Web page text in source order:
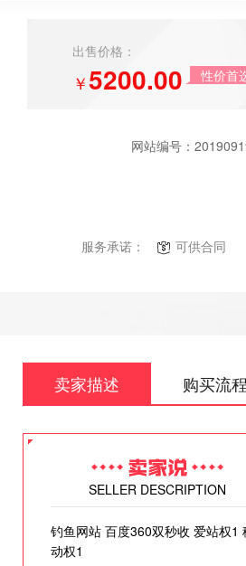
出售价格：
￥5200.00 性价首
网站编号：
服务承诺： 可供合同
卖家描述 购买流程
SELLER DESCRIPTION
钓鱼网站 百度360双秒收 爱站权1
动权1